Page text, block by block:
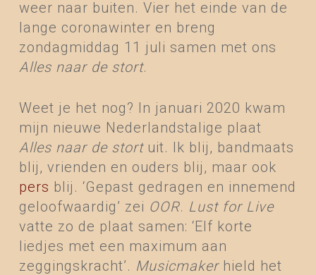
weer naar buiten. Vier het einde van de
lange coronawinter en breng
zondagmiddag 11 juli samen met ons
Alles naar de stort.
Weet je het nog? In januari 2020 kwam
mijn nieuwe Nederlandstalige plaat
Alles naar de stortuit. Ik blij, bandmaats
blij, vrienden en ouders blij, maar ook
pers blij. ‘Gepast gedragen en innemend
geloofwaardig’ zei OOR. Lust for Live
vatte zo de plaat samen: ‘Elf korte
liedjes met een maximum aan
zeggingskracht’. Musicmakerhield het